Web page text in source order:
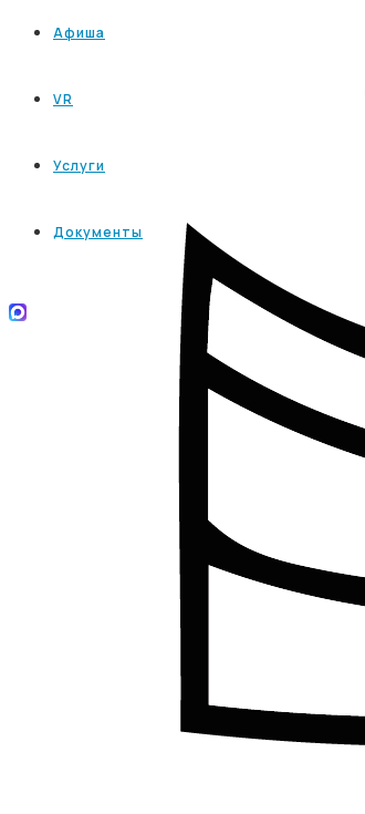
Афиша
VR
Услуги
Документы